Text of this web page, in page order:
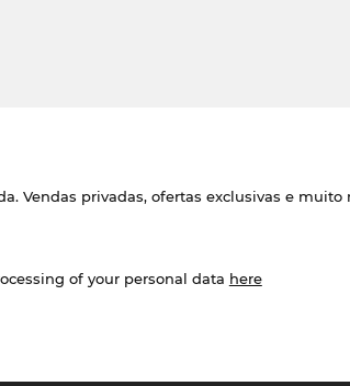
Vendas privadas, ofertas exclusivas e muito
of your personal data here